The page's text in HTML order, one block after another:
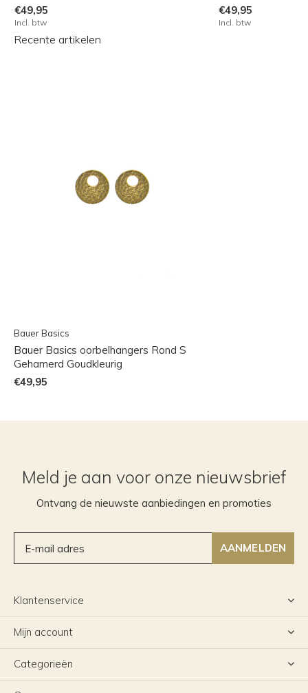
€49,95
Incl. btw
€49,95
Incl. btw
Recente artikelen
Bauer Basics
Bauer Basics oorbelhangers Rond S
Gehamerd Goudkleurig
€49,95
Meld je aan voor onze nieuwsbrief
Ontvang de nieuwste aanbiedingen en promoties
AANMELDEN
Klantenservice
Mijn account
Categorieën